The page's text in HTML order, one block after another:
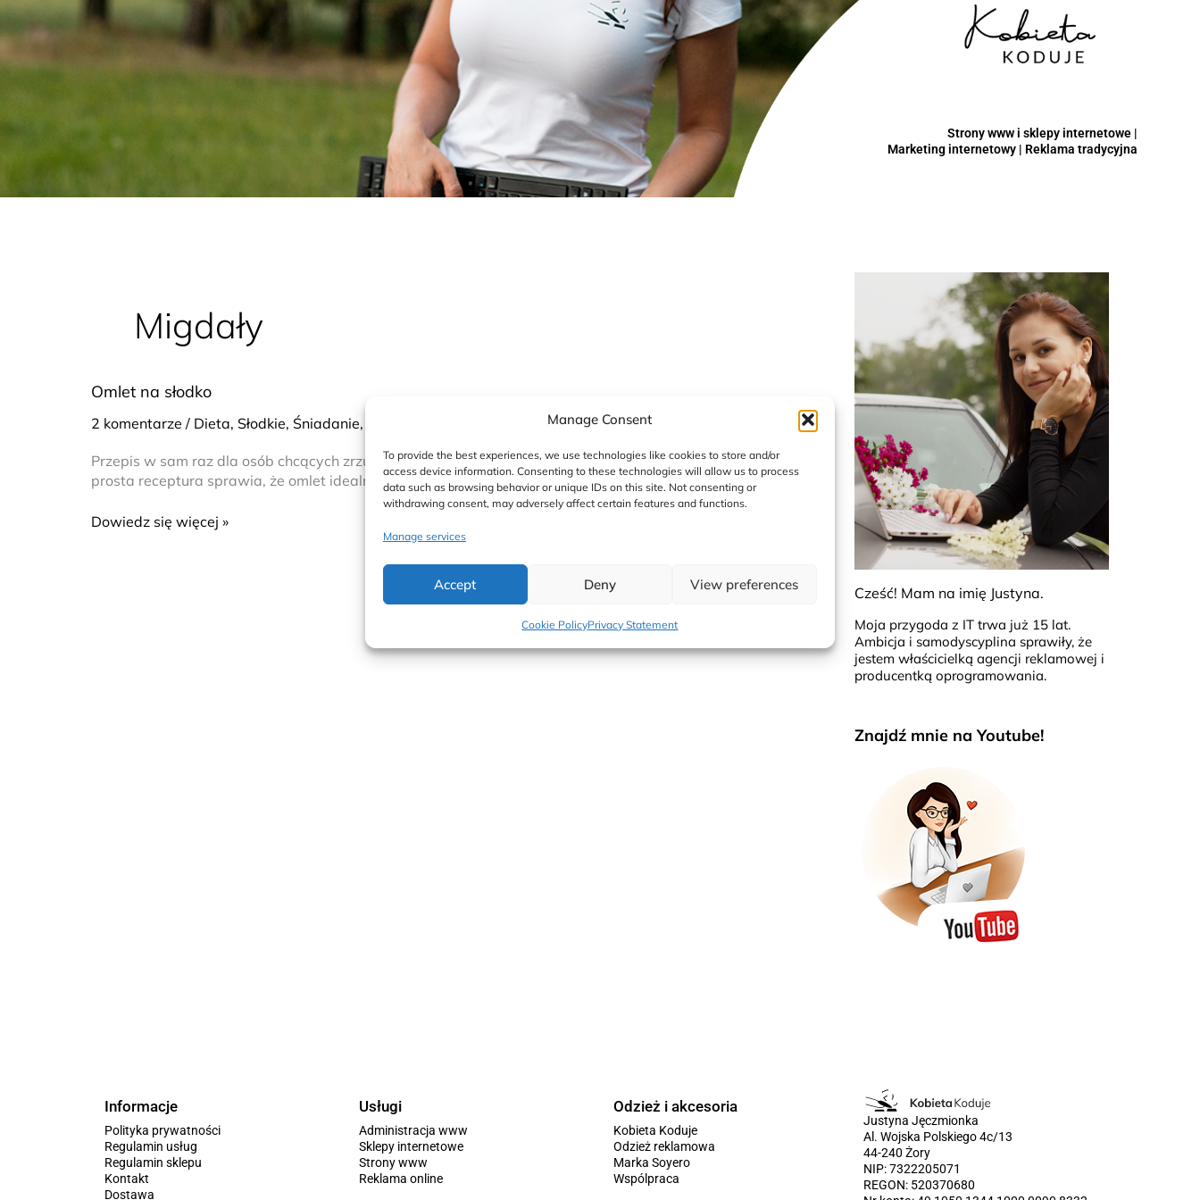
Manage Consent
To provide the best experiences, we use technologies like cookies to store and/or
access device information. Consenting to these technologies will allow us to process
data such as browsing behavior or unique IDs on this site. Not consenting or
withdrawing consent, may adversely affect certain features and functions.
Manage services
Accept Deny View preferences
Cookie PolicyPrivacy Statement
Strony www i sklepy internetowe |
Marketing internetowy | Reklama tradycyjna
Migdały
Omlet na słodko
2 komentarze / Dieta, Słodkie, Śniadanie,
Przepis w sam raz dla osób chcących zrzucić zbędne kilogramy, nie rezygnując z dobrego smaku. Szybka i
prosta receptura sprawia, że omlet idealnie sprawdza się jako śniadanie. Przy czym jest syty i bardzo smaczny!
Omlet
słodko
Dowiedz się więcej »
Cześć! Mam na imię Justyna.
Moja przygoda z IT trwa już 15 lat.
Ambicja i samodyscyplina sprawiły, że
jestem właścicielką agencji reklamowej i
producentką oprogramowania.
Znajdź mnie na Youtube!
Informacje
Polityka prywatności
Regulamin usług
Regulamin sklepu
Kontakt
Dostawa
Usługi
Administracja www
Sklepy internetowe
Strony www
Reklama online
Odzież i akcesoria
Kobieta Koduje
Odzież reklamowa
Marka Soyero
Wspólpraca
Justyna Jęczmionka
Al. Wojska Polskiego 4c/13
44-240 Żory
NIP: 7322205071
REGON: 520370680